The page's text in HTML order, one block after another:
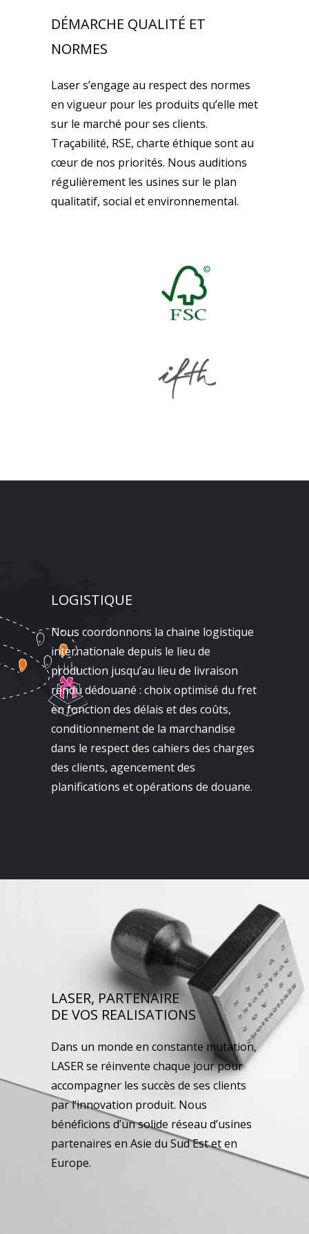
DÉMARCHE QUALITÉ ET
NORMES
Laser s’engage au respect des normes
en vigueur pour les produits qu’elle met
sur le marché pour ses clients.
Traçabilité, RSE, charte éthique sont au
cœur de nos priorités. Nous auditions
régulièrement les usines sur le plan
qualitatif, social et environnemental.
LOGISTIQUE
Nous coordonnons la chaine logistique
internationale depuis le lieu de
production jusqu’au lieu de livraison
rendu dédouané : choix optimisé du fret
en fonction des délais et des coûts,
conditionnement de la marchandise
dans le respect des cahiers des charges
des clients, agencement des
planifications et opérations de douane.
LASER, PARTENAIRE
DE VOS REALISATIONS
Dans un monde en constante mutation,
LASER se réinvente chaque jour pour
accompagner les succès de ses clients
par l’innovation produit. Nous
bénéficions d’un solide réseau d’usines
partenaires en Asie du Sud Est et en
Europe.